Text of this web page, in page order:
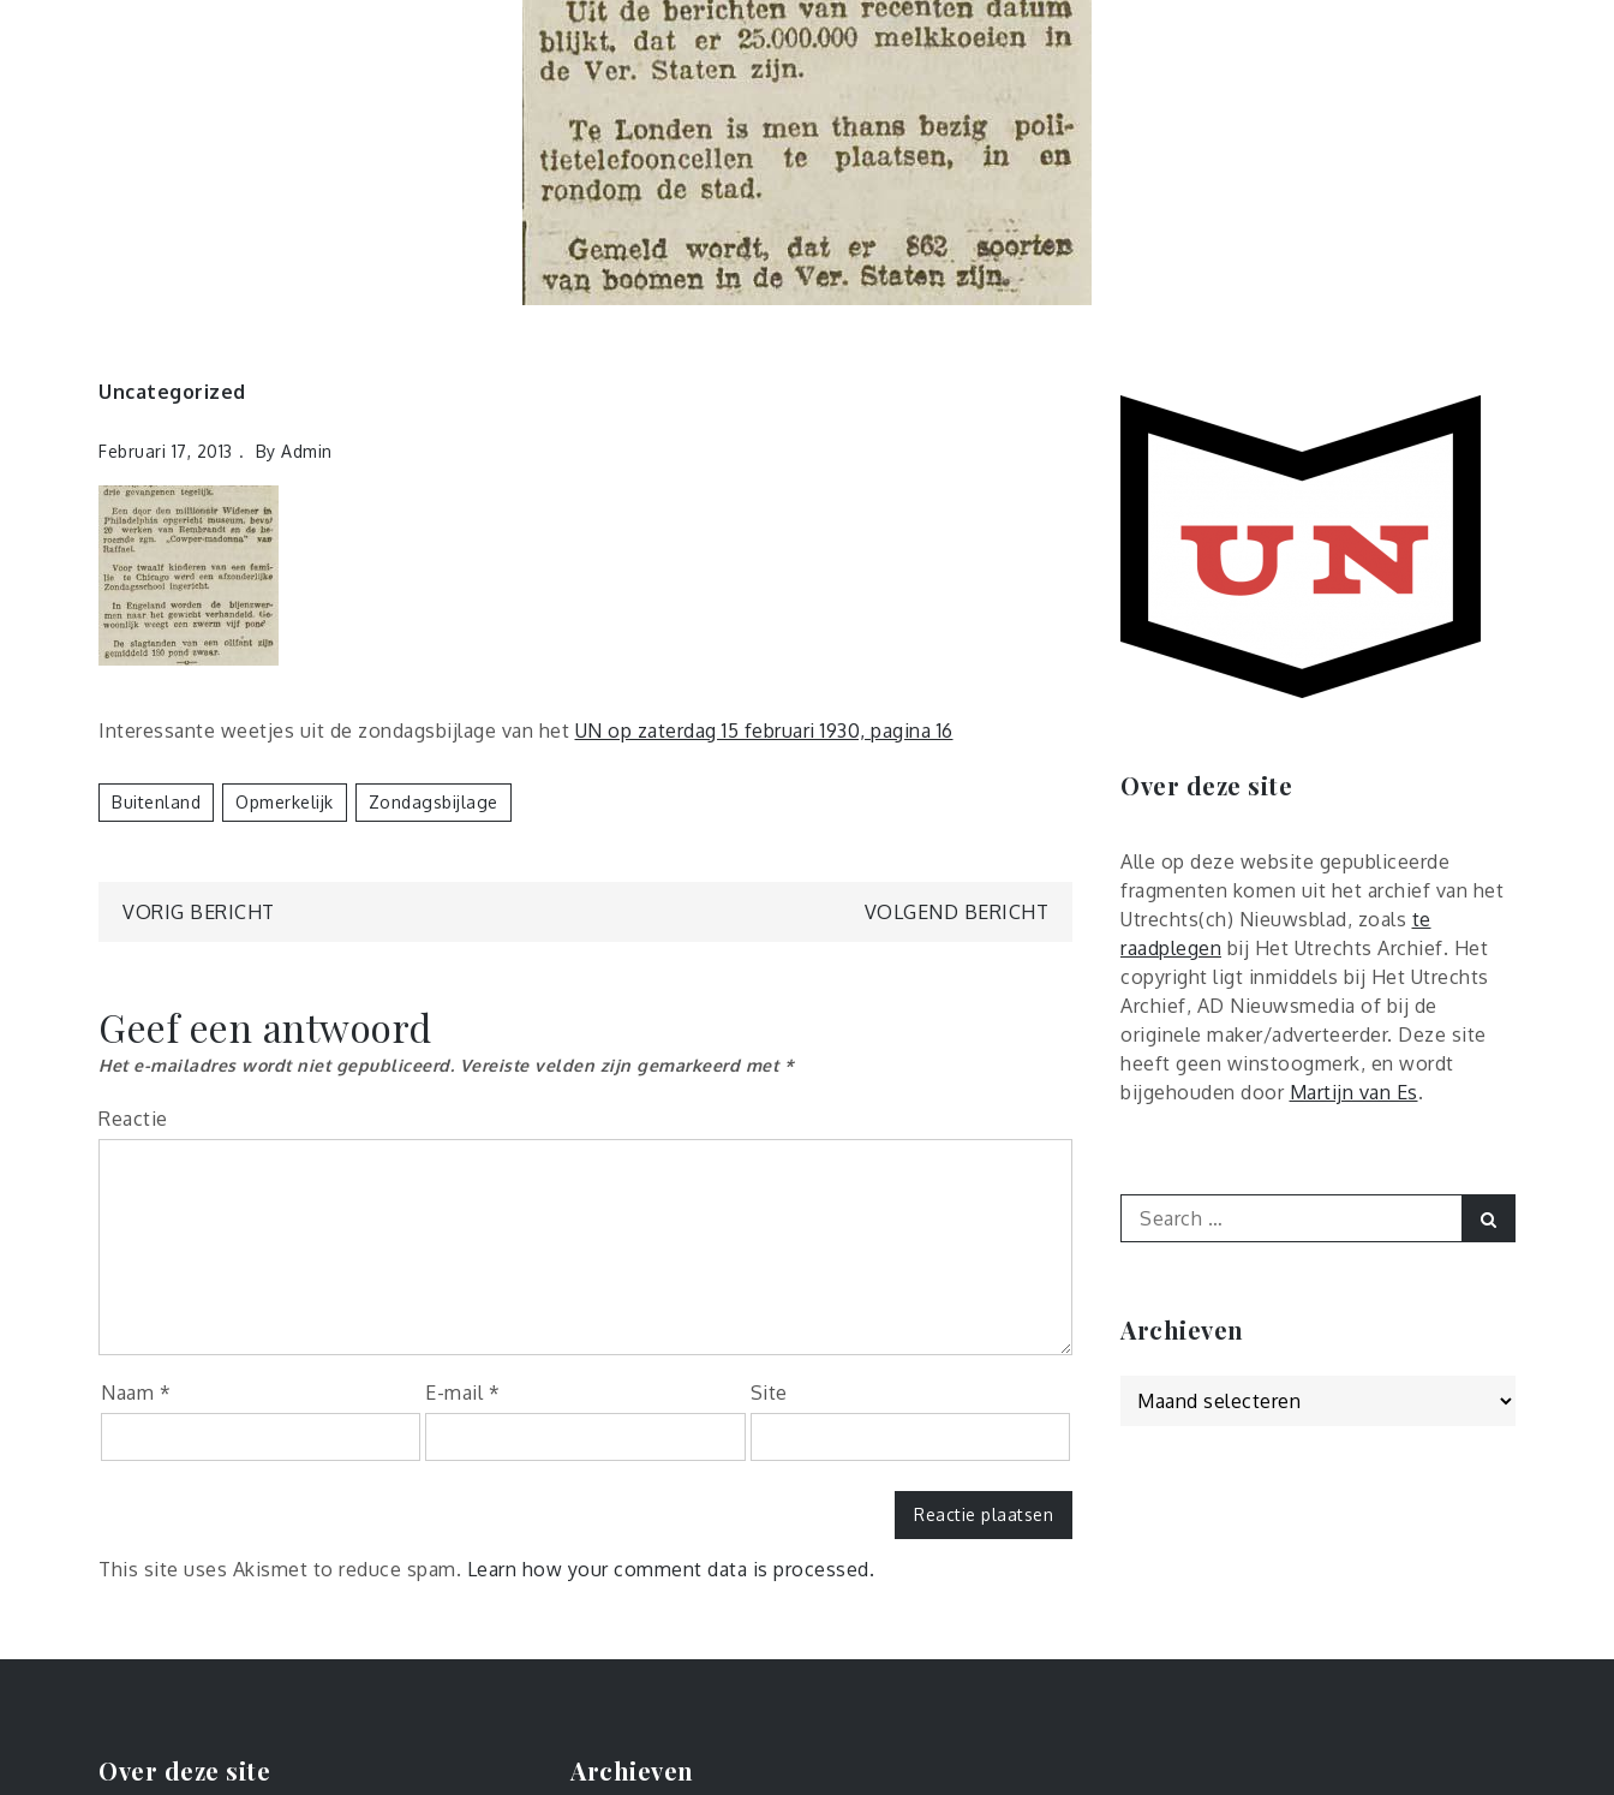
Uncategorized
Februari 17, 2013 By Admin
Interessante weetjes uit de zondagsbijlage van het UN op zaterdag 15 februari 1930, pagina 16
Buitenland Opmerkelijk Zondagsbijlage
Berichtnavigatie
VORIG BERICHT VOLGEND BERICHT
Geef een antwoord
Het e-mailadres wordt niet gepubliceerd. Vereiste velden zijn gemarkeerd met *
Reactie
Naam * E-mail * Site
This site uses Akismet to reduce spam. Learn how your comment data is processed.
Over deze site
Alle op deze website gepubliceerde
fragmenten komen uit het archief van het
Utrechts(ch) Nieuwsblad, zoals te
raadplegen bij Het Utrechts Archief. Het
copyright ligt inmiddels bij Het Utrechts
Archief, AD Nieuwsmedia of bij de
originele maker/adverteerder. Deze site
heeft geen winstoogmerk, en wordt
bijgehouden door Martijn van Es.
Search
for:
Archieven
Over deze site Archieven